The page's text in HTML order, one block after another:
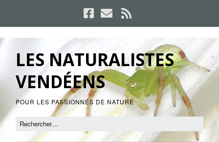
LES NATURALISTES
VENDÉENS
POUR LES PASSIONNÉS DE NATURE